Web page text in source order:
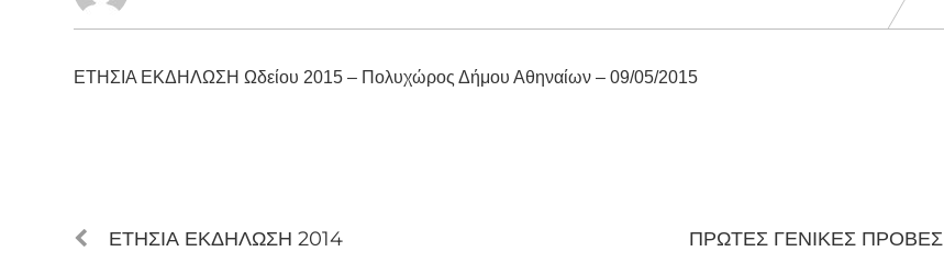
ΕΤΗΣΙΑ ΕΚΔΗΛΩΣΗ Ωδείου 2015 – Πολυχώρος Δήμου Αθηναίων – 09/05/2015
ΕΤΗΣΙΑ ΕΚΔΗΛΩΣΗ 2014 ΠΡΩΤΕΣ ΓΕΝΙΚΕΣ ΠΡΟΒΕΣ